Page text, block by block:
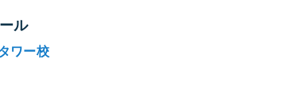
ル
ワー校